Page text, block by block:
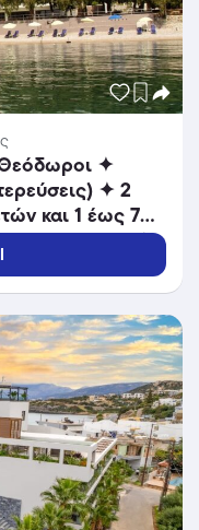
✦
✦ 2
και 1 έως 7
25/08/2026 ✦
ταινιών!